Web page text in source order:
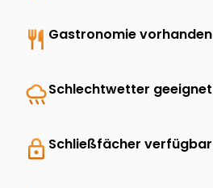
restaurant Gastronomie vorhanden
rainySchlechtwetter geeignet
lock Schließfächer verfügbar